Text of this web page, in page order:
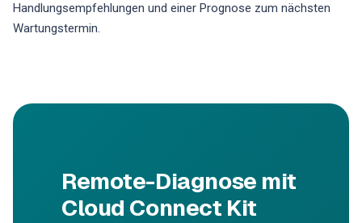
Handlungsempfehlungen und einer Prognose zum nächsten
Wartungstermin.
Remote-Diagnose mit
Cloud Connect Kit